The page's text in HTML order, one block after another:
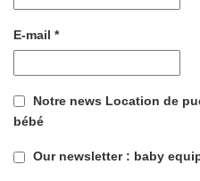
E-mail *
Notre news Location de
bébé
Our newsletter : baby